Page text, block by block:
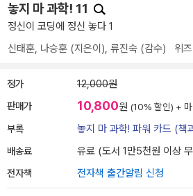
놓지 마 과학! 11
정신이 코딩에 정신 놓다 1
신태훈, 나승훈 (지은이), 류진숙 (감수) 위
정가 12,000원
판매가 10,800원 (10% 할인) +
부록 놓지 마 과학! 파워 카드 (책
배송료 유료 (도서 1만5천원 이상
전자책 전자책 출간알림 신청